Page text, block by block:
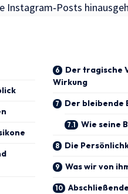
Instagram‑Posts
Der tragische
Wirkung
Der bleibende
Wie seine
Die
Was wir von